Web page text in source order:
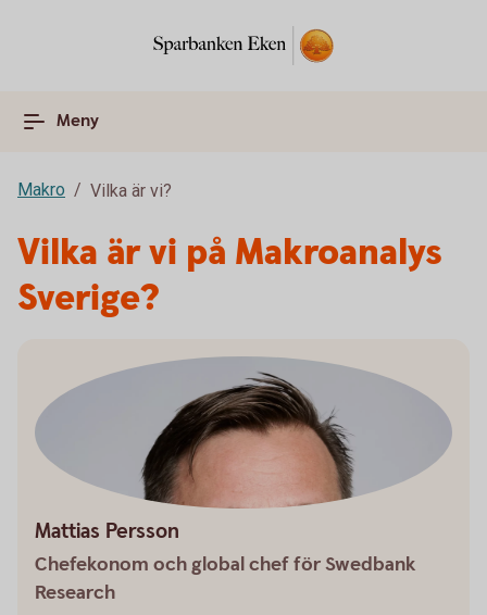
Meny
Makro Vilka är vi?
Vilka är vi på Makroanalys
Sverige?
Mattias Persson
Chefekonom och global chef för Swedbank
Research